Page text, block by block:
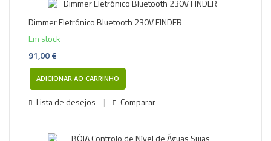
Dimmer Eletrónico Bluetooth 230V FINDER
Em stock
91,00 €
ADICIONAR AO CARRINHO
Lista de desejos Comparar